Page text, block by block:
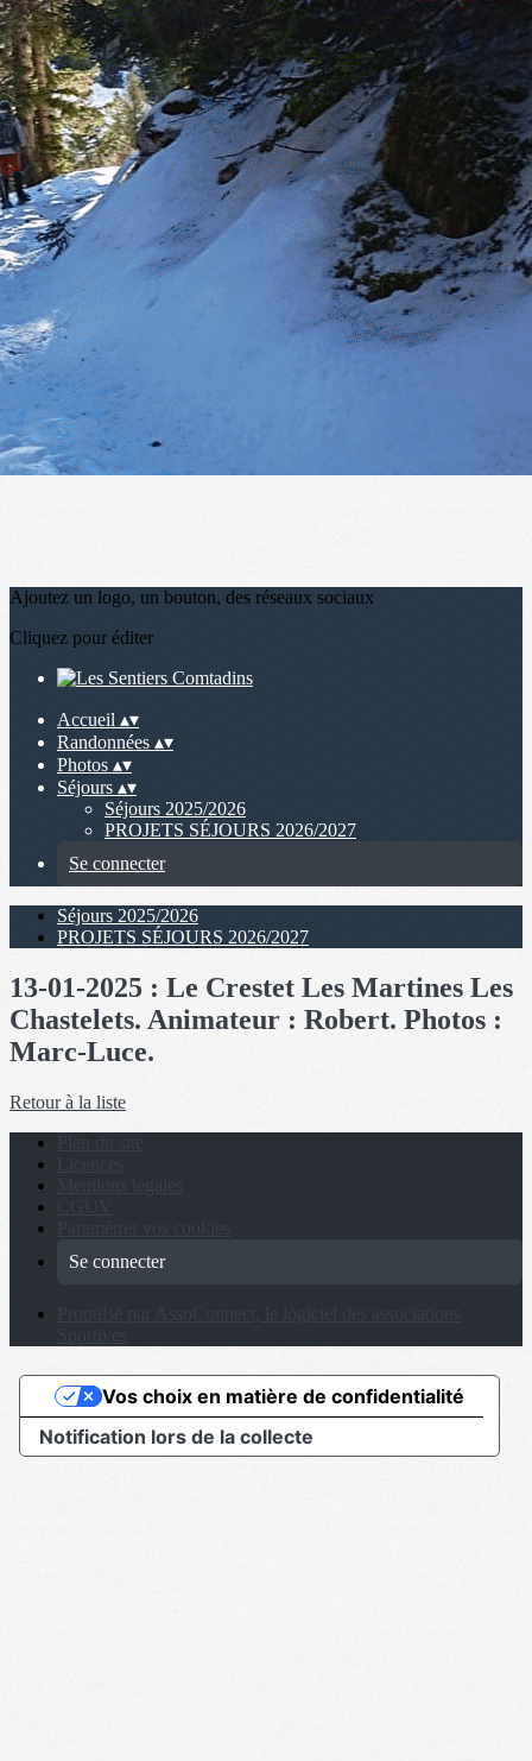
Menu
?>
Images de la page d'accueil
Cliquez pour éditer
Ajoutez un logo, un bouton, des réseaux sociaux
Cliquez pour éditer
Accueil ▴▾
Randonnées ▴▾
Photos ▴▾
Séjours ▴▾
Séjours 2025/2026
PROJETS SÉJOURS 2026/2027
Se connecter
Séjours 2025/2026
PROJETS SÉJOURS 2026/2027
13-01-2025 : Le Crestet Les Martines Les
Chastelets. Animateur : Robert. Photos :
Marc-Luce.
Retour à la liste
Se connecter
Notification lors de la collecte
Vos choix en matière de confidentialité